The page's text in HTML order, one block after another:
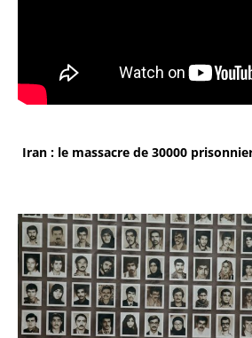
Iran : le massacre de 30000